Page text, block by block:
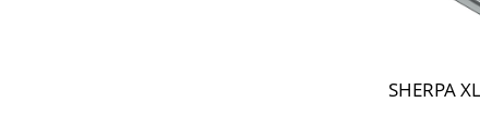
SHERPA